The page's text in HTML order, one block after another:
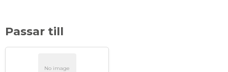
Passar till
No image